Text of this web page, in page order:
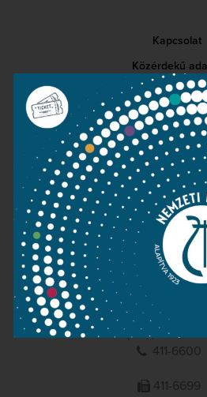
Kapcsolat
Közérdekű
Sajtószoba
Impresszum
1095 Budapest, Komor
411-6600
411-6699